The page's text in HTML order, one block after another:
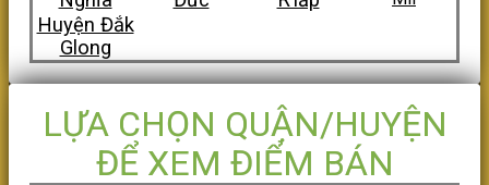
Huyện Đắk
Glong
LỰA CHỌN QUẬN/HUYỆN
ĐỂ XEM ĐIỂM BÁN